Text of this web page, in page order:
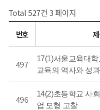
Total 527건 3 페이지
번호
497
17(1)서울교육대
교육의 역사와 성과
496
14(2)초등학교 사
업 모형 고찰